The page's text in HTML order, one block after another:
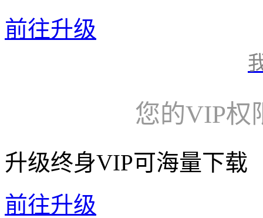
前往升级
您的VIP权
升级终身VIP可海量下载
前往升级